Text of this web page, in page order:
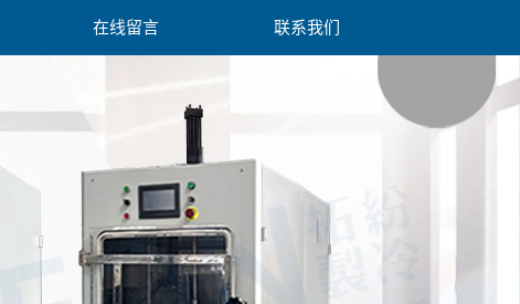
在线留言 联系我们